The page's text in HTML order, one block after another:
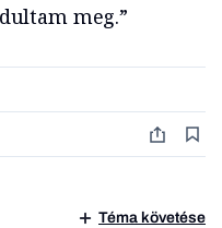
meg.”
Téma követése